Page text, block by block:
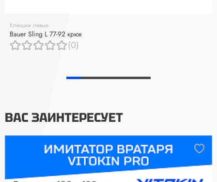
Клюшки левые
Bauer Sling L 77-92 крюк
(0)
ВАС ЗАИНТЕРЕСУЕТ